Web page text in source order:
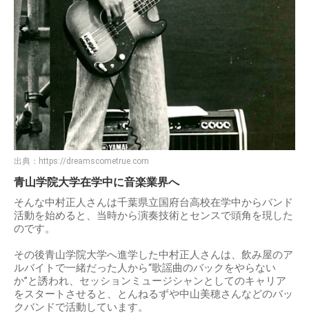
出典： https://dreamscometrue.com
青山学院大学在学中に音楽業界へ
そんな中村正人さんは千葉県立国府台高校在学中からバンド
活動を始めると、当時から演奏技術とセンスで頭角を現した
のです。
その後青山学院大学へ進学した中村正人さんは、飲み屋のア
ルバイトで一緒だった人から“歌謡曲のバックをやらない
か”と誘われ、セッションミュージシャンとしてのキャリア
をスタートさせると、とんねるずや中山美穂さんなどのバッ
クバンドで活動しています。